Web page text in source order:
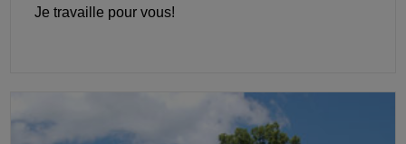
Je travaille pour vous!